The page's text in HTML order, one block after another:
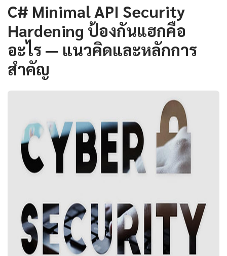
C# Minimal API Security
Hardening ป้องกันแฮกคือ
อะไร — แนวคิดและหลักการ
สำคัญ